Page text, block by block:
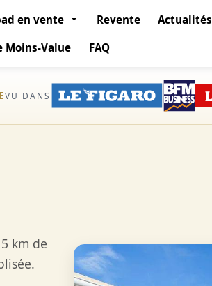
en vente Revente
Actualités
Moins-Value
FAQ
VU DANS
km de